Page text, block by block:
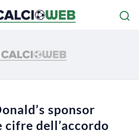
sponsor
dell’accordo